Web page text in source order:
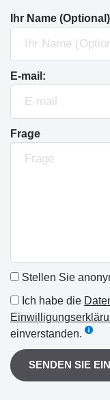
Ihr Name
E-mail:
Frage
Stellen Sie
Ich habe die
einverstanden.
SENDEN SIE